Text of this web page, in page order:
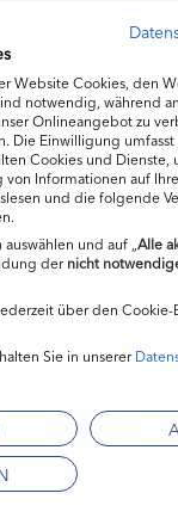
zum Umgang mit
von
privacy.
abgeschlossenen
in Drittländern)
adspolicy/
verwalten:
?hl=de
Ihre Cookies
digitale Werbung
Website Cookies, den
notwendig, während
Onlineangebot zu
Die Einwilligung umfasst
Cookies und
Informationen auf
und die folgende
und auf „ Alle
dernicht
über den Cookie-
Sie in unserer